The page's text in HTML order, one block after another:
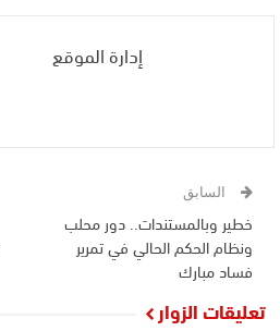
إدارة الموقع
السابق
خطير وبالمستندات.. دور محلب
ونظام الحكم الحالي في تمرير
فساد مبارك
تعليقات الزوار